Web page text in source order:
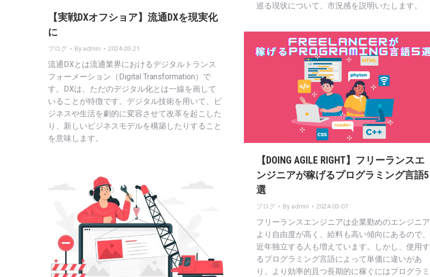
【実戦DXオフショア】流通DXを現実化
に
ブログ By admin 2024-03-21
流通DXとは流通業界におけるデジタルトランス
フォーメーション（Digital Transformation）で
す。DXは、ただのデジタル化とは一線を画して
いることが特徴です。デジタル技術を用いて、ビ
ジネスや生活を劇的に変容させて改革を起こした
り、新しいビジネスモデルを構築したりすること
を意味します。
巡る現状について、市況感を説明いたします。
【DOING AGILE RIGHT】フリーランスエ
ンジニアが稼げるプログラミング言語5
選
ブログ By admin 2024-03-07
フリーランスエンジニアは企業勤めのエンジニア
より自由度が高く、給料も高い傾向にあるので、
近年独立する人も増えています。しかし、使用す
るプログラミング言語によって単価に違いがあ
り、より効率的且つ長期的に稼ぐにはプログラミ